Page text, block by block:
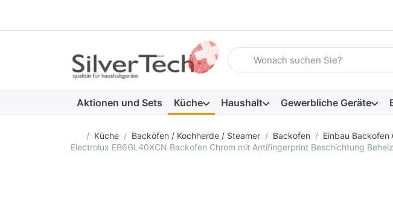
Geben Sie einen Suchbegriff ein.
Aktionen und Sets Küche Haushalt Gewerbliche Geräte
Startseite
Küche Backöfen / Kochherde / Steamer Backofen
Einbau Backofen
Electrolux EB6GL40XCN Backofen Chrom mit Antifingerprint Beschichtung